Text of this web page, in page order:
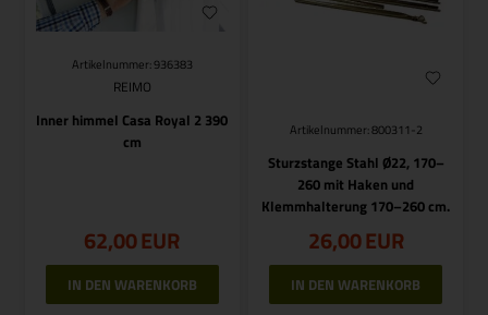
Artikelnummer: 936383
REIMO
Inner himmel Casa Royal 2 390
cm
62,00EUR
Artikelnummer: 800311-2
Sturzstange Stahl Ø22, 170–
260 mit Haken und
Klemmhalterung 170–260 cm.
26,00EUR